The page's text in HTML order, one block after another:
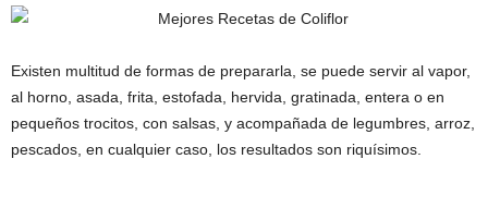
Existen multitud de formas de prepararla, se puede servir al vapor,
al horno, asada, frita, estofada, hervida, gratinada, entera o en
pequeños trocitos, con salsas, y acompañada de legumbres, arroz,
pescados, en cualquier caso, los resultados son riquísimos.